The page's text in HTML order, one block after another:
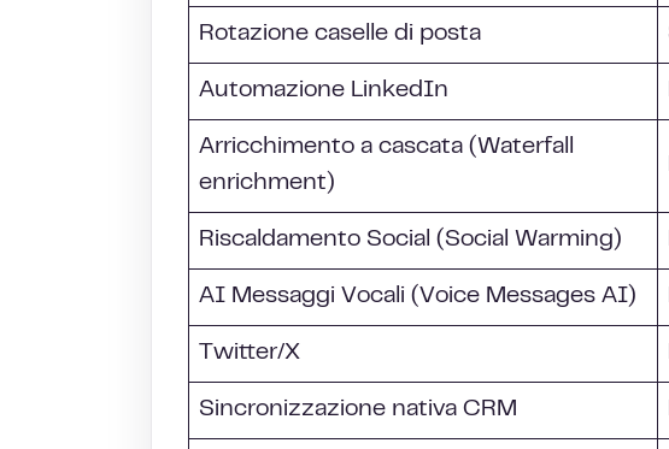
Rotazione caselle di posta
Automazione LinkedIn
Arricchimento a cascata (Waterfall
enrichment)
Riscaldamento Social (Social Warming)
AI Messaggi Vocali (Voice Messages AI)
Twitter/X
Sincronizzazione nativa CRM